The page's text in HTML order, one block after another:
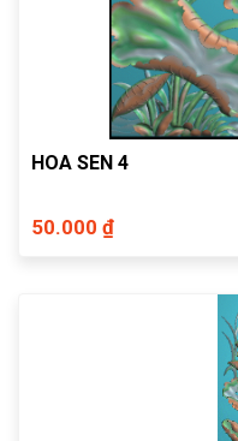
HOA SEN 4
50.000 ₫